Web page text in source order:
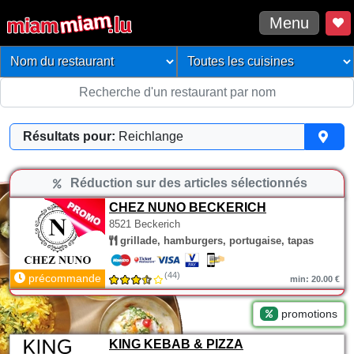
Menu
Résultats pour: Reichlange
Réduction sur des articles sélectionnés
CHEZ NUNO BECKERICH
8521 Beckerich
grillade, hamburgers, portugaise, tapas
précommande (44) min: 20.00 €
promotions
KING KEBAB & PIZZA